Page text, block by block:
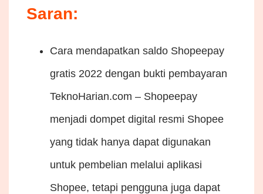
Saran:
Cara mendapatkan saldo Shopeepay
gratis 2022 dengan bukti pembayaran
TeknoHarian.com – Shopeepay
menjadi dompet digital resmi Shopee
yang tidak hanya dapat digunakan
untuk pembelian melalui aplikasi
Shopee, tetapi pengguna juga dapat